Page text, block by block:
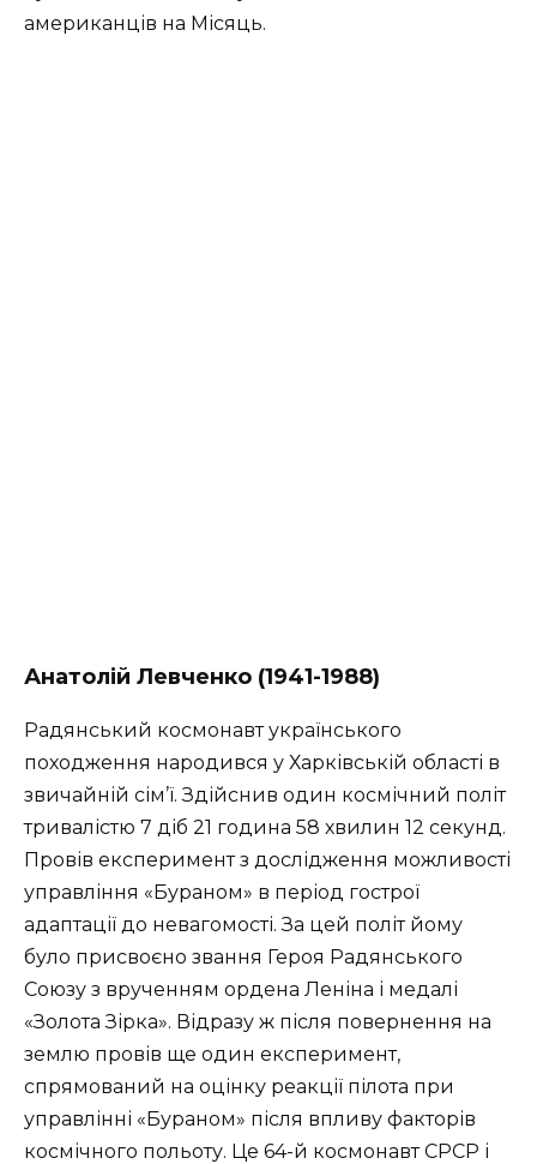
американців на Місяць.
Анатолій Левченко (1941-1988)
Радянський космонавт українського
походження народився у Харківській області в
звичайній сім’ї. Здійснив один космічний політ
тривалістю 7 діб 21 година 58 хвилин 12 секунд.
Провів експеримент з дослідження можливості
управління «Бураном» в період гострої
адаптації до невагомості. За цей політ йому
було присвоєно звання Героя Радянського
Союзу з врученням ордена Леніна і медалі
«Золота Зірка». Відразу ж після повернення на
землю провів ще один експеримент,
спрямований на оцінку реакції пілота при
управлінні «Бураном» після впливу факторів
космічного польоту. Це 64-й космонавт СРСР і